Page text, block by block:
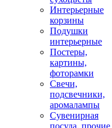
Интерьерные
корзины
Подушки
интерьерные
Постеры,
картины,
фоторамки
Свечи,
подсвечники,
аромалампы
Сувенирная
посуда, прочие